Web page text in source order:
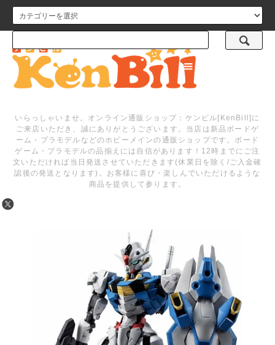
メニュー
いらっしゃいませ。オンライン通販ショップ：ケンビル[KenBill]に
ご来店いただき、誠にありがとうございます。当店は新品ボードゲ
ーム・プラモデルなどのホビーメインの通販ショップです。ボード
ゲーム・プラモデルの品揃えには自信があります！12時までにご注
文いただければ当日発送させていただきます(休業日を除く/ご入金確
認後の発送となります)。お客様に喜び・楽しんでいただけるような
商品を提供して参ります。